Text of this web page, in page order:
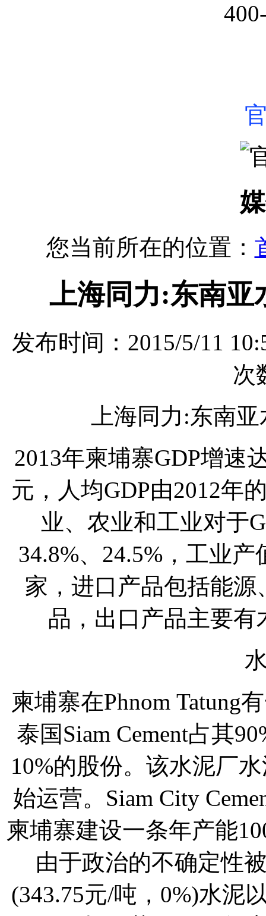
您当前所在的位置：
上海同力:东南
发布时间：2015/5/11
次
上海同力:东南
2013年柬埔寨GDP增速
元，人均GDP由2012年
业、农业和工业对于
34.8%、24.5%，工业
家，进口产品包括能
品，出口产品主要
柬埔寨在Phnom Tatung
泰国Siam Cement占其
10%的股份。该水泥厂
始运营。Siam City
柬埔寨建设一条年产能
由于政治的不确定性
(343.75元/吨，0%)水泥